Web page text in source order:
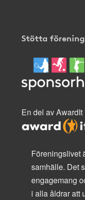
Stötta
En del av AwardIt
Föreningslivet
samhälle. Det
engagemang
i alla åldrar att